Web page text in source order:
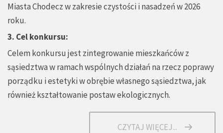
Miasta Chodecz w zakresie czystości i nasadzeń w 2026
roku.
3. Cel konkursu:
Celem konkursu jest zintegrowanie mieszkańców z
sąsiedztwa w ramach wspólnych działań na rzecz poprawy
porządku i estetyki w obrębie własnego sąsiedztwa, jak
również kształtowanie postaw ekologicznych.
CZYTAJ WIĘCEJ...